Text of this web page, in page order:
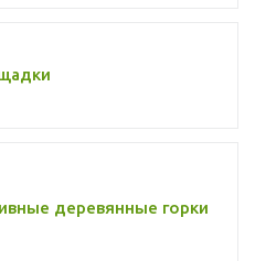
деревянные горки